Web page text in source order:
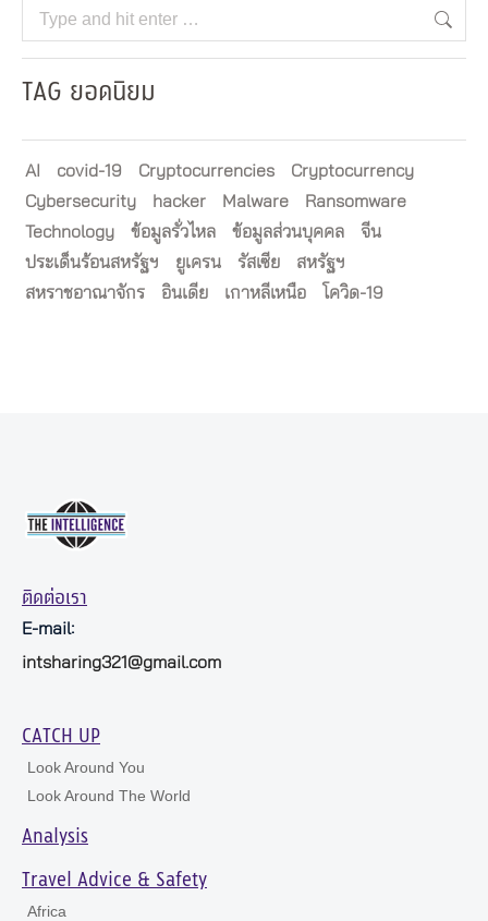
Search:
TAG ยอดนิยม
AI covid-19 Cryptocurrencies
Cryptocurrency
Cybersecurity
hacker Malware
Ransomware
Technology
ข้อมูลรั่วไหล ข้อมูลส่วนบุคคล
จีน
ประเด็นร้อนสหรัฐฯ
ยูเครน รัสเซีย
สหรัฐฯ
สหราชอาณาจักร
อินเดีย เกาหลีเหนือ โควิด-19
ติดต่อเรา
E-mail:
intsharing321@gmail.com
CATCH UP
Look Around You
Look Around The World
Analysis
Travel Advice & Safety
Africa